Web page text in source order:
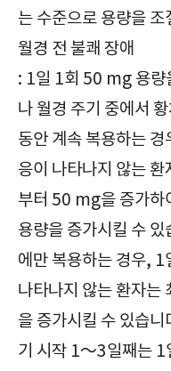
는 수준으로 용량을 조
월경 전 불쾌 장애
: 1일 1회 50 mg 용량
나 월경 주기 중에서
동안 계속 복용하는
응이 나타나지 않는
부터 50 mg을 증가하
용량을 증가시킬 수 있
에만 복용하는 경우,
나타나지 않는 환자
을 증가시킬 수 있습니
기 시작 1～3일째는